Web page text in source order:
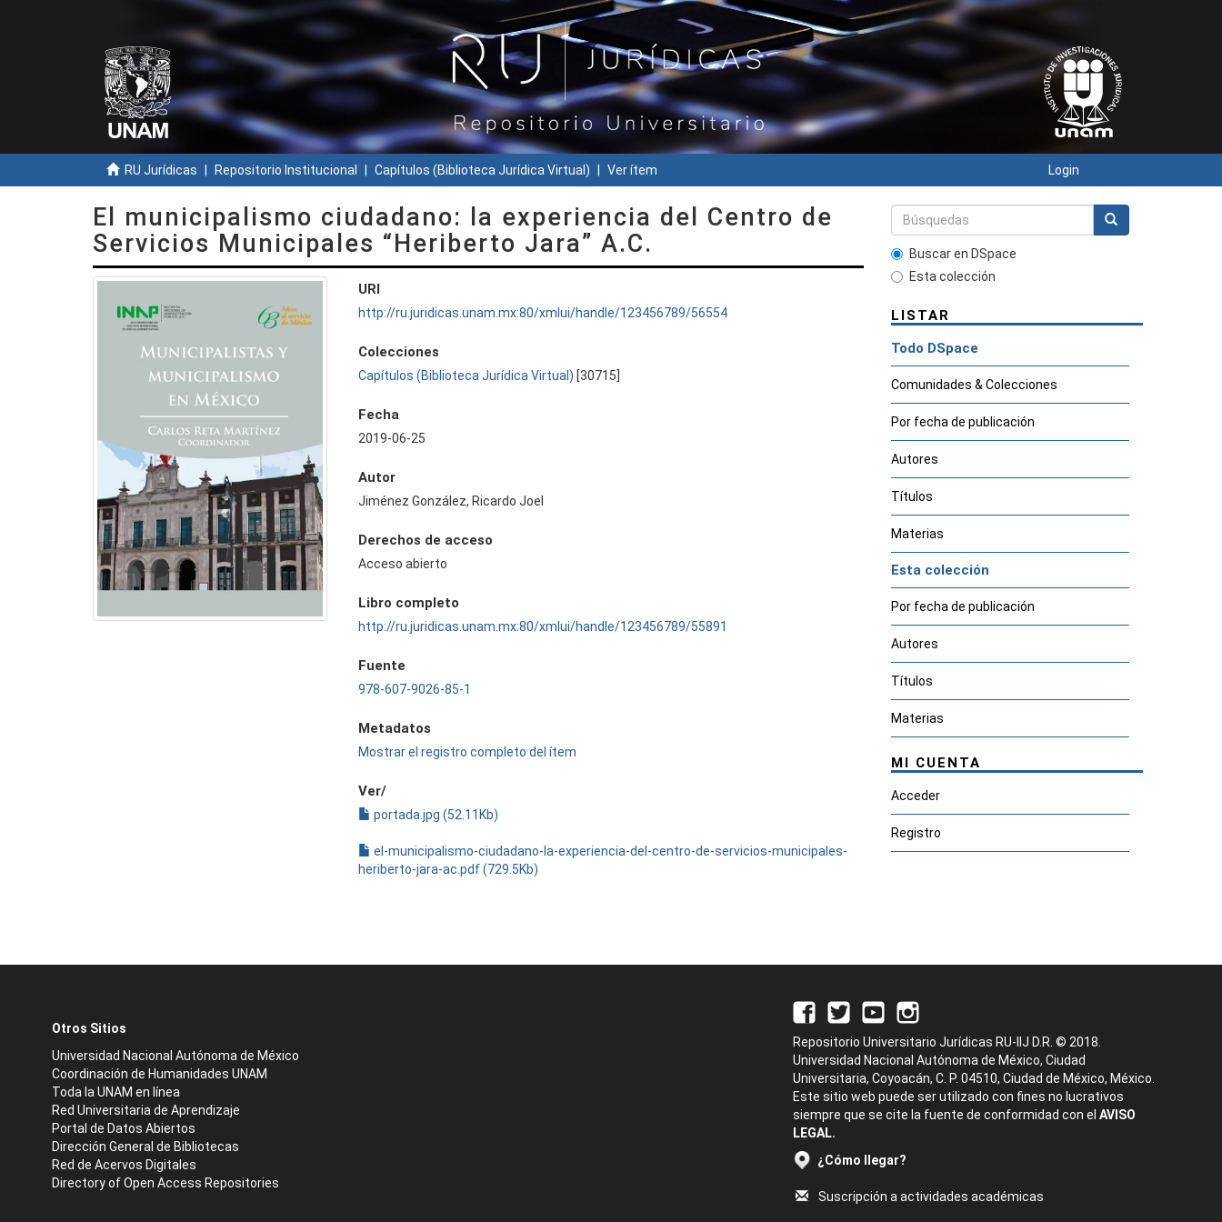
RU Jurídicas Repositorio Institucional Capítulos (Biblioteca Jurídica Virtual) Ver ítem Login
El municipalismo ciudadano: la experiencia del Centro de
Servicios Municipales “Heriberto Jara” A.C.
URI
http://ru.juridicas.unam.mx:80/xmlui/handle/123456789/56554
Colecciones
Capítulos (Biblioteca Jurídica Virtual) [30715]
Fecha
2019-06-25
Autor
Jiménez González, Ricardo Joel
Derechos de acceso
Acceso abierto
Libro completo
http://ru.juridicas.unam.mx:80/xmlui/handle/123456789/55891
Fuente
978-607-9026-85-1
Metadatos
Mostrar el registro completo del ítem
Ver/
portada.jpg (52.11Kb)
el-municipalismo-ciudadano-la-experiencia-del-centro-de-servicios-municipales-
heriberto-jara-ac.pdf (729.5Kb)
Buscar en DSpace
Esta colección
LISTAR
Todo DSpace
Comunidades & Colecciones
Por fecha de publicación
Autores
Títulos
Materias
Esta colección
Por fecha de publicación
Autores
Títulos
Materias
MI CUENTA
Acceder
Registro
Otros Sitios
Universidad Nacional Autónoma de México
Coordinación de Humanidades UNAM
Toda la UNAM en línea
Red Universitaria de Aprendizaje
Portal de Datos Abiertos
Dirección General de Bibliotecas
Red de Acervos Digitales
Directory of Open Access Repositories
Repositorio Universitario Jurídicas RU-IIJ D.R. © 2018.
Universidad Nacional Autónoma de México, Ciudad
Universitaria, Coyoacán, C. P. 04510, Ciudad de México, México.
Este sitio web puede ser utilizado con fines no lucrativos
siempre que se cite la fuente de conformidad con el AVISO
LEGAL.
¿Cómo llegar?
Suscripción a actividades académicas